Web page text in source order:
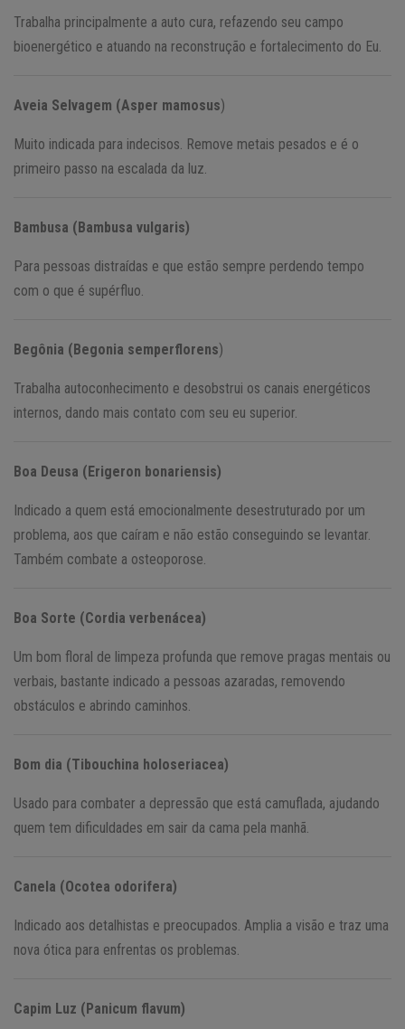
Trabalha principalmente a auto cura, refazendo seu campo
bioenergético e atuando na reconstrução e fortalecimento do Eu.
Aveia Selvagem (Asper mamosus)
Muito indicada para indecisos. Remove metais pesados e é o
primeiro passo na escalada da luz.
Bambusa (Bambusa vulgaris)
Para pessoas distraídas e que estão sempre perdendo tempo
com o que é supérfluo.
Begônia (Begonia semperflorens)
Trabalha autoconhecimento e desobstrui os canais energéticos
internos, dando mais contato com seu eu superior.
Boa Deusa (Erigeron bonariensis)
Indicado a quem está emocionalmente desestruturado por um
problema, aos que caíram e não estão conseguindo se levantar.
Também combate a osteoporose.
Boa Sorte (Cordia verbenácea)
Um bom floral de limpeza profunda que remove pragas mentais ou
verbais, bastante indicado a pessoas azaradas, removendo
obstáculos e abrindo caminhos.
Bom dia (Tibouchina holoseriacea)
Usado para combater a depressão que está camuflada, ajudando
quem tem dificuldades em sair da cama pela manhã.
Canela (Ocotea odorifera)
Indicado aos detalhistas e preocupados. Amplia a visão e traz uma
nova ótica para enfrentas os problemas.
Capim Luz (Panicum flavum)